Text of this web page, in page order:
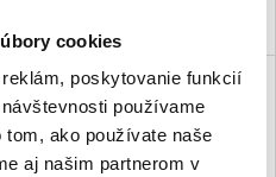
cookies
poskytovanie funkcií
používame
ako používate naše
aj našim partnerom v
SVX